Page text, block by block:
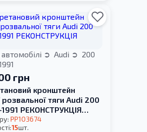
Audi
200
грн
кронштейн
розвальної тяги Audi 200
1991 РЕКОНСТРУКЦІЯ
PP103674
15шт.